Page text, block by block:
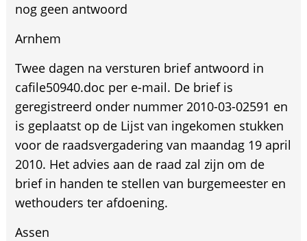
nog geen antwoord
Arnhem
Twee dagen na versturen brief antwoord in
cafile50940.doc per e-mail. De brief is
geregistreerd onder nummer 2010-03-02591 en
is geplaatst op de Lijst van ingekomen stukken
voor de raadsvergadering van maandag 19 april
2010. Het advies aan de raad zal zijn om de
brief in handen te stellen van burgemeester en
wethouders ter afdoening.
Assen